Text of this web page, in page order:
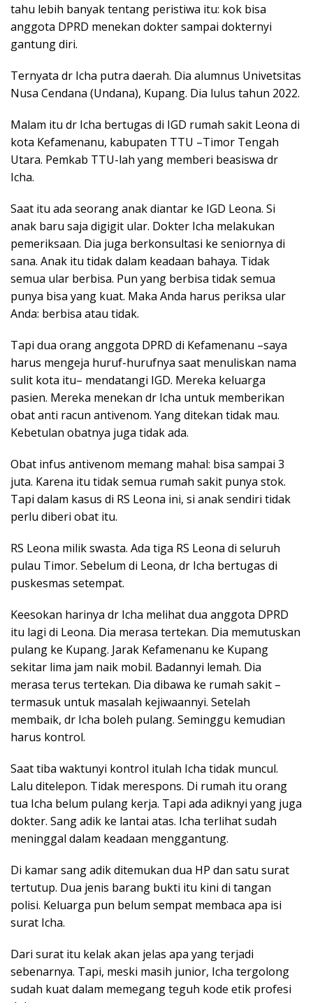
tahu lebih banyak tentang peristiwa itu: kok bisa
anggota DPRD menekan dokter sampai dokternyi
gantung diri.
Ternyata dr Icha putra daerah. Dia alumnus Univetsitas
Nusa Cendana (Undana), Kupang. Dia lulus tahun 2022.
Malam itu dr Icha bertugas di IGD rumah sakit Leona di
kota Kefamenanu, kabupaten TTU –Timor Tengah
Utara. Pemkab TTU-lah yang memberi beasiswa dr
Icha.
Saat itu ada seorang anak diantar ke IGD Leona. Si
anak baru saja digigit ular. Dokter Icha melakukan
pemeriksaan. Dia juga berkonsultasi ke seniornya di
sana. Anak itu tidak dalam keadaan bahaya. Tidak
semua ular berbisa. Pun yang berbisa tidak semua
punya bisa yang kuat. Maka Anda harus periksa ular
Anda: berbisa atau tidak.
Tapi dua orang anggota DPRD di Kefamenanu –saya
harus mengeja huruf-hurufnya saat menuliskan nama
sulit kota itu– mendatangi IGD. Mereka keluarga
pasien. Mereka menekan dr Icha untuk memberikan
obat anti racun antivenom. Yang ditekan tidak mau.
Kebetulan obatnya juga tidak ada.
Obat infus antivenom memang mahal: bisa sampai 3
juta. Karena itu tidak semua rumah sakit punya stok.
Tapi dalam kasus di RS Leona ini, si anak sendiri tidak
perlu diberi obat itu.
RS Leona milik swasta. Ada tiga RS Leona di seluruh
pulau Timor. Sebelum di Leona, dr Icha bertugas di
puskesmas setempat.
Keesokan harinya dr Icha melihat dua anggota DPRD
itu lagi di Leona. Dia merasa tertekan. Dia memutuskan
pulang ke Kupang. Jarak Kefamenanu ke Kupang
sekitar lima jam naik mobil. Badannyi lemah. Dia
merasa terus tertekan. Dia dibawa ke rumah sakit –
termasuk untuk masalah kejiwaannyi. Setelah
membaik, dr Icha boleh pulang. Seminggu kemudian
harus kontrol.
Saat tiba waktunyi kontrol itulah Icha tidak muncul.
Lalu ditelepon. Tidak merespons. Di rumah itu orang
tua Icha belum pulang kerja. Tapi ada adiknyi yang juga
dokter. Sang adik ke lantai atas. Icha terlihat sudah
meninggal dalam keadaan menggantung.
Di kamar sang adik ditemukan dua HP dan satu surat
tertutup. Dua jenis barang bukti itu kini di tangan
polisi. Keluarga pun belum sempat membaca apa isi
surat Icha.
Dari surat itu kelak akan jelas apa yang terjadi
sebenarnya. Tapi, meski masih junior, Icha tergolong
sudah kuat dalam memegang teguh kode etik profesi